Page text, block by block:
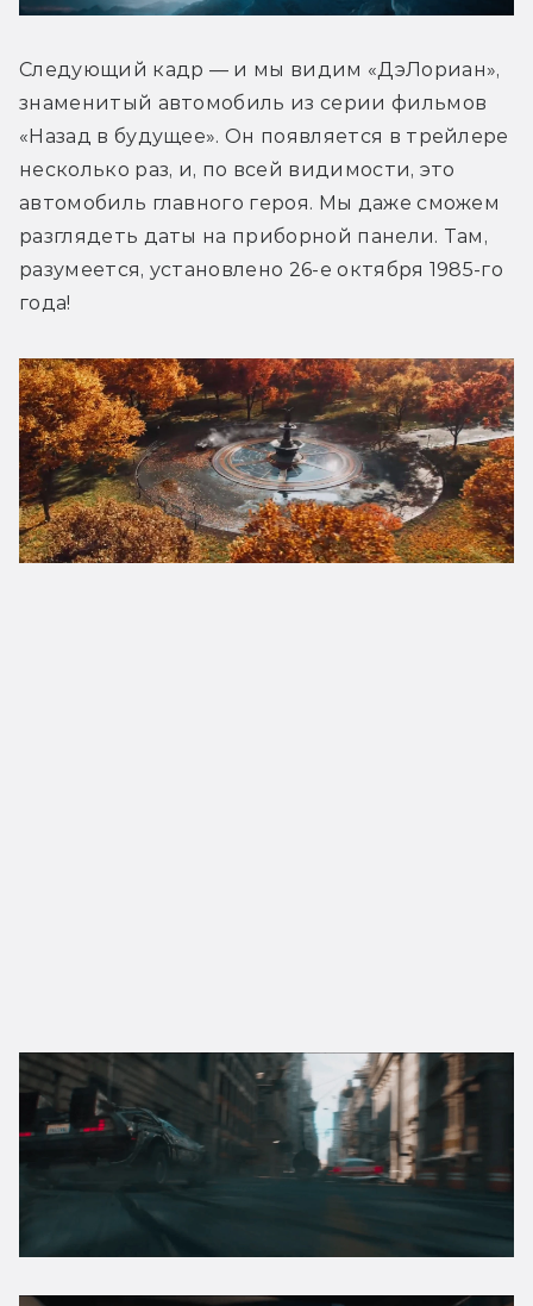
Следующий кадр — и мы видим «ДэЛориан»,
знаменитый автомобиль из серии фильмов
«Назад в будущее». Он появляется в трейлере
несколько раз, и, по всей видимости, это
автомобиль главного героя. Мы даже сможем
разглядеть даты на приборной панели. Там,
разумеется, установлено 26-е октября 1985-го
года!